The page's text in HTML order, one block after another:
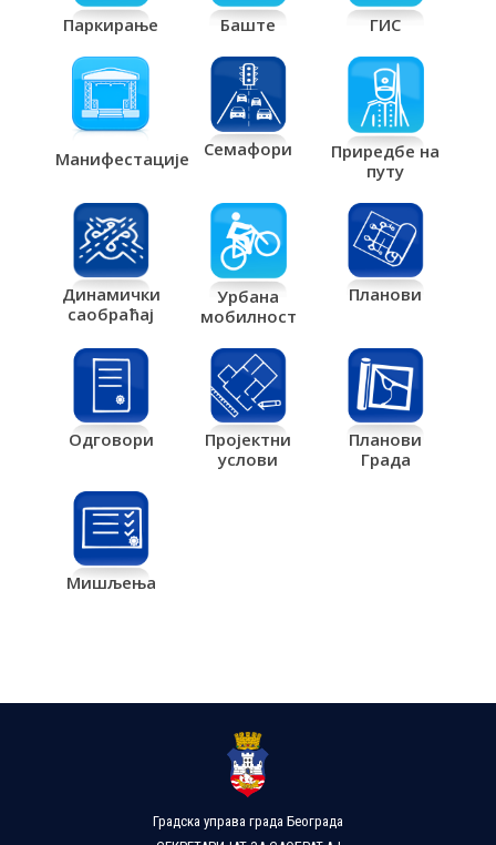
Паркирање Баште ГИС
Манифестације Семафори
Приредбе на
путу
Динамички
саобраћај
Урбана
мобилност
Планови
Одговори
Пројектни
услови
Планови
Града
Мишљења
Градска управа града Београда